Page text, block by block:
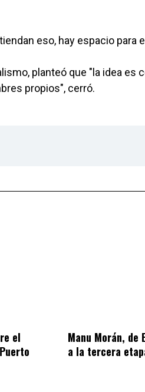
eso, hay espacio para
planteó que "la idea
propios", cerró.
el
Manu Morán, de
a la tercera